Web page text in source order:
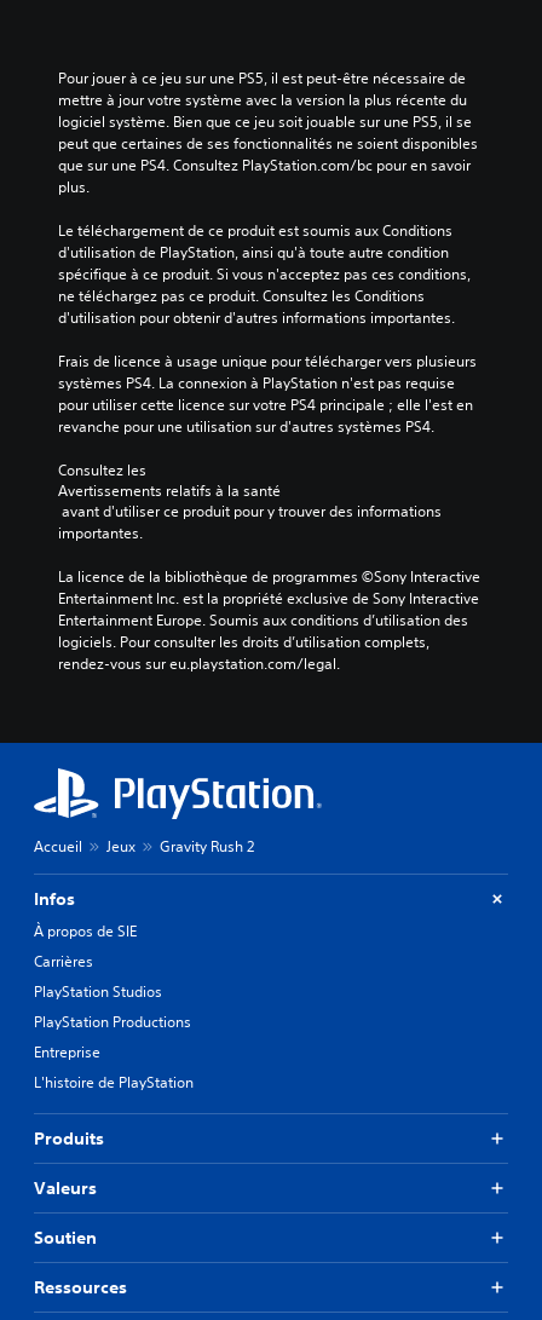
Pour jouer à ce jeu sur une PS5, il est peut-être nécessaire de
mettre à jour votre système avec la version la plus récente du
logiciel système. Bien que ce jeu soit jouable sur une PS5, il se
peut que certaines de ses fonctionnalités ne soient disponibles
que sur une PS4. Consultez PlayStation.com/bc pour en savoir
plus.
Le téléchargement de ce produit est soumis aux Conditions
d'utilisation de PlayStation, ainsi qu'à toute autre condition
spécifique à ce produit. Si vous n'acceptez pas ces conditions,
ne téléchargez pas ce produit. Consultez les Conditions
d'utilisation pour obtenir d'autres informations importantes.
Frais de licence à usage unique pour télécharger vers plusieurs
systèmes PS4. La connexion à PlayStation n'est pas requise
pour utiliser cette licence sur votre PS4 principale ; elle l'est en
revanche pour une utilisation sur d'autres systèmes PS4.
Consultez les
Avertissements relatifs à la santé
importantes.
La licence de la bibliothèque de programmes ©Sony Interactive
Entertainment Inc. est la propriété exclusive de Sony Interactive
Entertainment Europe. Soumis aux conditions d’utilisation des
logiciels. Pour consulter les droits d’utilisation complets,
rendez-vous sur eu.playstation.com/legal.
Accueil Jeux Gravity Rush 2
Infos
À propos de SIE
Carrières
PlayStation Studios
PlayStation Productions
Entreprise
L'histoire de PlayStation
Produits
Valeurs
Soutien
Ressources